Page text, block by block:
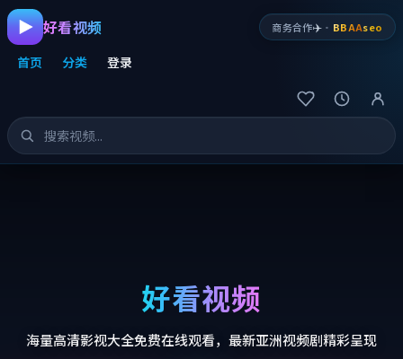
好看视频
首页 分类 登录
商务合作✈️ · BBAAseo
好看视频
海量高清影视大全免费在线观看，最新亚洲视频剧精彩呈现